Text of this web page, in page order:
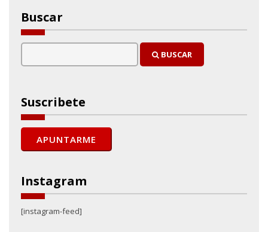
Buscar
BUSCAR
Suscribete
Instagram
[instagram-feed]